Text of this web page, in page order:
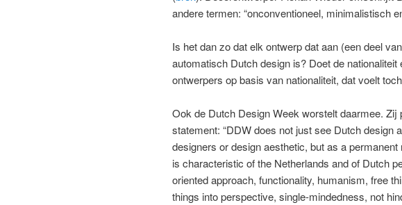
andere termen: “onconventioneel, minimalistisch
Is het dan zo dat elk ontwerp dat aan (een deel
automatisch Dutch design is? Doet de
ontwerpers op basis van nationaliteit, dat voelt
Ook de Dutch Design Week worstelt daarmee.
statement: “DDW does not just see Dutch design
designers or design aesthetic, but as a
is characteristic of the Netherlands and of Dutch
oriented approach, functionality, humanism, free
things into perspective, single-mindedness, not